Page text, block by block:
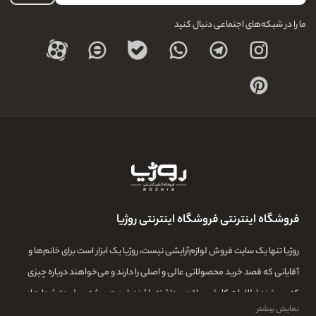
ما را در شبکه‌های اجتماعی دنبال کنید
فروشگاه اینترنتی فروشگاه اینترنتی روژیا
روژیا تنها یک سایت فروش لوازم‌آرایشی نیست، روژیا یک ابزار است برای خانم‌ها و
آقایانی که قصد خرید محصولاتی عالی و اصلی را دارند و می‌خواهند درباره چیزی
که می‌خرند اطلاعات کامل و واقعی داشته باشند. این همیشه سرلوحه شعارهای
نمایش بیشتر